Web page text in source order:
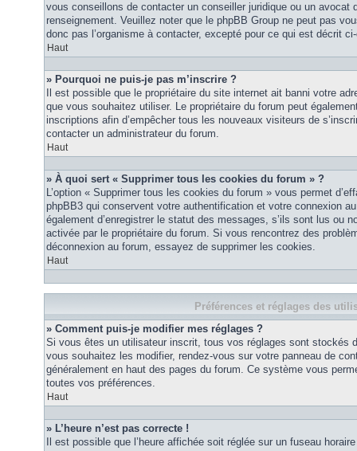
vous conseillons de contacter un conseiller juridique ou un avocat
renseignement. Veuillez noter que le phpBB Group ne peut pas
donc pas l’organisme à contacter, excepté pour ce qui est décrit
Haut
» Pourquoi ne puis-je pas m’inscrire ?
Il est possible que le propriétaire du site internet ait banni votre
que vous souhaitez utiliser. Le propriétaire du forum peut
inscriptions afin d’empêcher tous les nouveaux visiteurs de
contacter un administrateur du forum.
Haut
» À quoi sert « Supprimer tous les cookies du forum » ?
L’option « Supprimer tous les cookies du forum » vous permet
phpBB3 qui conservent votre authentification et votre connexion
également d’enregistrer le statut des messages, s’ils sont lus ou
activée par le propriétaire du forum. Si vous rencontrez des
déconnexion au forum, essayez de supprimer les cookies.
Haut
Préférences et réglages des
» Comment puis-je modifier mes réglages ?
Si vous êtes un utilisateur inscrit, tous vos réglages sont stockés
vous souhaitez les modifier, rendez-vous sur votre panneau de
généralement en haut des pages du forum. Ce système vous
toutes vos préférences.
Haut
» L’heure n’est pas correcte !
Il est possible que l’heure affichée soit réglée sur un fuseau